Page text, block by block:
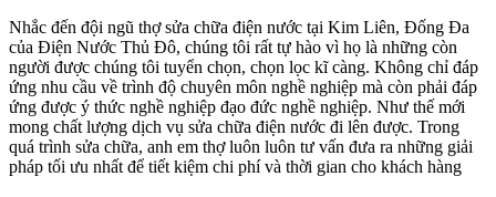
Nhắc đến đội ngũ thợ sửa chữa điện nước tại Kim Liên, Đống Đa
của Điện Nước Thủ Đô, chúng tôi rất tự hào vì họ là những còn
người được chúng tôi tuyển chọn, chọn lọc kĩ càng. Không chỉ đáp
ứng nhu cầu về trình độ chuyên môn nghề nghiệp mà còn phải đáp
ứng được ý thức nghề nghiệp đạo đức nghề nghiệp. Như thế mới
mong chất lượng dịch vụ sửa chữa điện nước đi lên được. Trong
quá trình sửa chữa, anh em thợ luôn luôn tư vấn đưa ra những giải
pháp tối ưu nhất để tiết kiệm chi phí và thời gian cho khách hàng